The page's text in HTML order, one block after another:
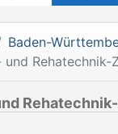
Baden-
Rehatechnik-